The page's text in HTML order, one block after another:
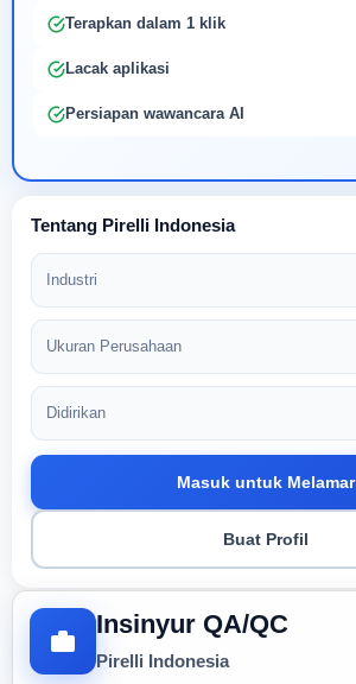
Insinyur QA/QC
Pirelli Indonesia
Terapkan dalam 1 klik
Lacak aplikasi
Persiapan wawancara AI
Tentang Pirelli Indonesia
Industri
Ukuran Perusahaan
Didirikan
Masuk untuk Melamar
Buat Profil